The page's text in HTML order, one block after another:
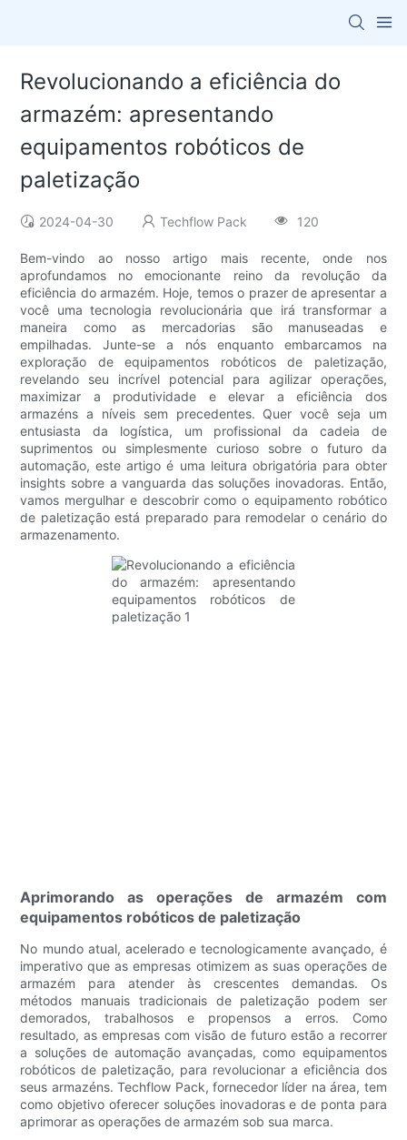
Revolucionando a eficiência do
armazém: apresentando
equipamentos robóticos de
paletização
2024-04-30 Techflow Pack 120
Bem-vindo ao nosso artigo mais recente, onde nos
aprofundamos no emocionante reino da revolução da
eficiência do armazém. Hoje, temos o prazer de apresentar a
você uma tecnologia revolucionária que irá transformar a
maneira como as mercadorias são manuseadas e
empilhadas. Junte-se a nós enquanto embarcamos na
exploração de equipamentos robóticos de paletização,
revelando seu incrível potencial para agilizar operações,
maximizar a produtividade e elevar a eficiência dos
armazéns a níveis sem precedentes. Quer você seja um
entusiasta da logística, um profissional da cadeia de
suprimentos ou simplesmente curioso sobre o futuro da
automação, este artigo é uma leitura obrigatória para obter
insights sobre a vanguarda das soluções inovadoras. Então,
vamos mergulhar e descobrir como o equipamento robótico
de paletização está preparado para remodelar o cenário do
armazenamento.
Aprimorando as operações de armazém com
equipamentos robóticos de paletização
No mundo atual, acelerado e tecnologicamente avançado, é
imperativo que as empresas otimizem as suas operações de
armazém para atender às crescentes demandas. Os
métodos manuais tradicionais de paletização podem ser
demorados, trabalhosos e propensos a erros. Como
resultado, as empresas com visão de futuro estão a recorrer
a soluções de automação avançadas, como equipamentos
robóticos de paletização, para revolucionar a eficiência dos
seus armazéns. Techflow Pack, fornecedor líder na área, tem
como objetivo oferecer soluções inovadoras e de ponta para
aprimorar as operações de armazém sob sua marca.